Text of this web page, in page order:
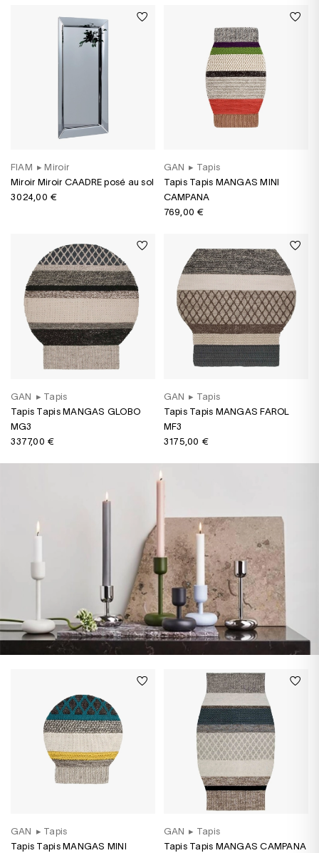
FIAM ▸ Miroir
Miroir Miroir CAADRE posé au sol
3 024,00 €
GAN ▸ Tapis
Tapis Tapis MANGAS MINI
CAMPANA
769,00 €
GAN ▸ Tapis
Tapis Tapis MANGAS GLOBO
MG3
3 377,00 €
GAN ▸ Tapis
Tapis Tapis MANGAS FAROL
MF3
3 175,00 €
GAN ▸ Tapis
Tapis Tapis MANGAS MINI
GAN ▸ Tapis
Tapis Tapis MANGAS CAMPANA